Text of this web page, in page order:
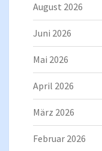
August 2026
Juni 2026
Mai 2026
April 2026
März 2026
Februar 2026